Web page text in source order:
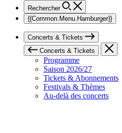
Rechercher
{{Common.Menu.Hamburger}}
Concerts & Tickets
Concerts & Tickets
Programme
Saison 2026/27
Tickets & Abonnements
Festivals & Thèmes
Au-delà des concerts